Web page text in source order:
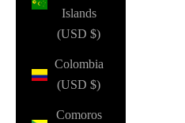
Islands
(USD $)
Colombia
(USD $)
Comoros